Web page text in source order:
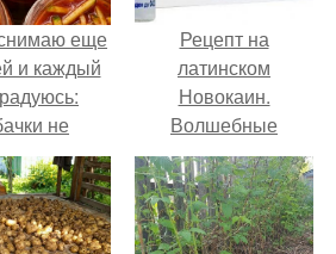
еще
и каждый
не
а
и
Рецепт на
латинском
Новокаин.
Волшебные
свойства
новокаина.